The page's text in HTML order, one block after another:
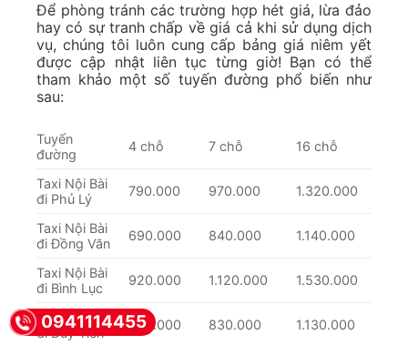
Để phòng tránh các trường hợp hét giá, lừa đảo
hay có sự tranh chấp về giá cả khi sử dụng dịch
vụ, chúng tôi luôn cung cấp bảng giá niêm yết
được cập nhật liên tục từng giờ! Bạn có thể
tham khảo một số tuyến đường phổ biến như
sau:
Tuyến
đường
4 chỗ 7 chỗ 16 chỗ
Taxi Nội Bài
đi Phủ Lý
790.000 970.000 1.320.000
Taxi Nội Bài
đi Đồng Văn
690.000 840.000 1.140.000
Taxi Nội Bài
đi Bình Lục
920.000 1.120.000 1.530.000
Taxi Nội Bài
đi Duy Tiên
680.000 830.000 1.130.000
0941114455